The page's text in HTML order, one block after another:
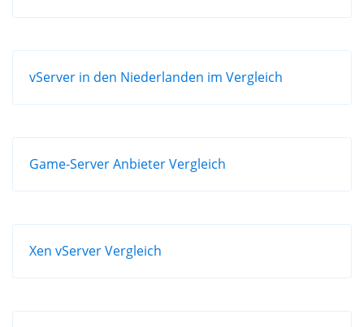
vServer in den Niederlanden im Vergleich
Game-Server Anbieter Vergleich
Xen vServer Vergleich